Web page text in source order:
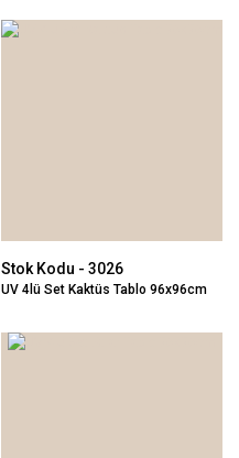
Stok Kodu - 3026
UV 4lü Set Kaktüs Tablo 96x96cm